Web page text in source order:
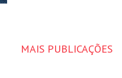
MAIS PUBLICAÇÕES